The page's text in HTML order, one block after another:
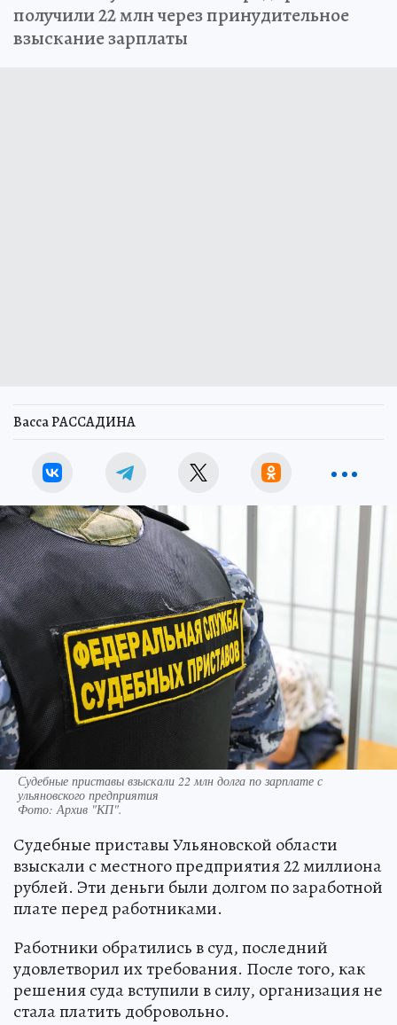
получили 22 млн через принудительное
взыскание зарплаты
Васса РАССАДИНА
Судебные приставы взыскали 22 млн долга по зарплате с
ульяновского предприятия
Фото:Архив "КП".
Судебные приставы Ульяновской области
взыскали с местного предприятия 22 миллиона
рублей. Эти деньги были долгом по заработной
плате перед работниками.
Работники обратились в суд, последний
удовлетворил их требования. После того, как
решения суда вступили в силу, организация не
стала платить добровольно.